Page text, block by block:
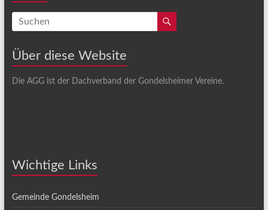
Über diese Website
Die AGG ist der Dachverband der Gondelsheimer Vereine.
Wichtige Links
Gemeinde Gondelsheim